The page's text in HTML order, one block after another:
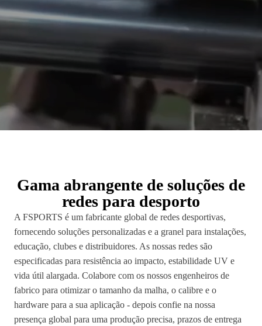
Gama abrangente de soluções de
redes para desporto
A FSPORTS é um fabricante global de redes desportivas,
fornecendo soluções personalizadas e a granel para instalações,
educação, clubes e distribuidores. As nossas redes são
especificadas para resistência ao impacto, estabilidade UV e
vida útil alargada. Colabore com os nossos engenheiros de
fabrico para otimizar o tamanho da malha, o calibre e o
hardware para a sua aplicação - depois confie na nossa
presença global para uma produção precisa, prazos de entrega